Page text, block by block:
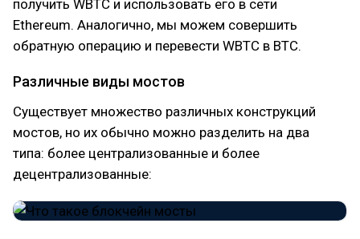
получить WBTC и использовать его в сети
Ethereum. Аналогично, мы можем совершить
обратную операцию и перевести WBTC в BTC.
Различные виды мостов
Существует множество различных конструкций
мостов, но их обычно можно разделить на два
типа: более централизованные и более
децентрализованные: